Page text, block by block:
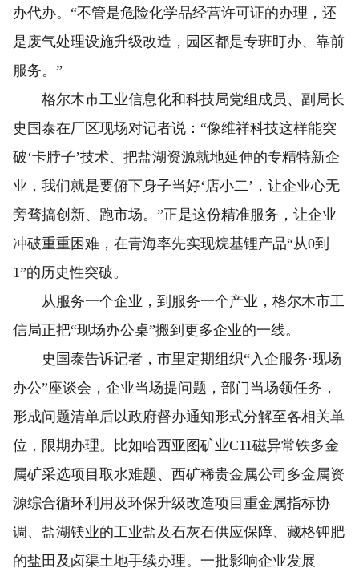
办代办。“不管是危险化学品经营许可证的办理，还
是废气处理设施升级改造，园区都是专班盯办、靠前
服务。”
格尔木市工业信息化和科技局党组成员、副局长
史国泰在厂区现场对记者说：“像维祥科技这样能突
破‘卡脖子’技术、把盐湖资源就地延伸的专精特新企
业，我们就是要俯下身子当好‘店小二’，让企业心无
旁骛搞创新、跑市场。”正是这份精准服务，让企业
冲破重重困难，在青海率先实现烷基锂产品“从0到
1”的历史性突破。
从服务一个企业，到服务一个产业，格尔木市工
信局正把“现场办公桌”搬到更多企业的一线。
史国泰告诉记者，市里定期组织“入企服务·现场
办公”座谈会，企业当场提问题，部门当场领任务，
形成问题清单后以政府督办通知形式分解至各相关单
位，限期办理。比如哈西亚图矿业C11磁异常铁多金
属矿采选项目取水难题、西矿稀贵金属公司多金属资
源综合循环利用及环保升级改造项目重金属指标协
调、盐湖镁业的工业盐及石灰石供应保障、藏格钾肥
的盐田及卤渠土地手续办理。一批影响企业发展